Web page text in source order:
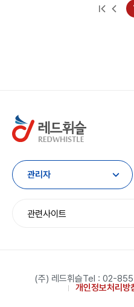
관리자
(주) 레드휘슬Tel : 02-
개인정보처리방
관련사이트